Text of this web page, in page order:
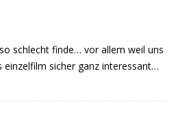
schlecht finde… vor allem weil uns
sicher ganz interessant…